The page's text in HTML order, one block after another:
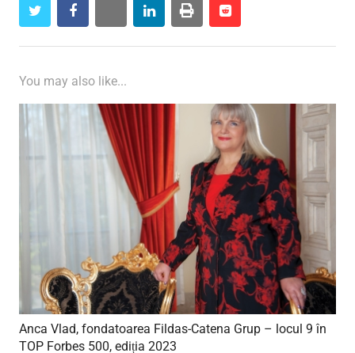
twitterfacebookwhatsapplinkedinprint reddit
reddit
You may also like...
Anca Vlad, fondatoarea Fildas-Catena Grup – locul 9 în
TOP Forbes 500, ediția 2023